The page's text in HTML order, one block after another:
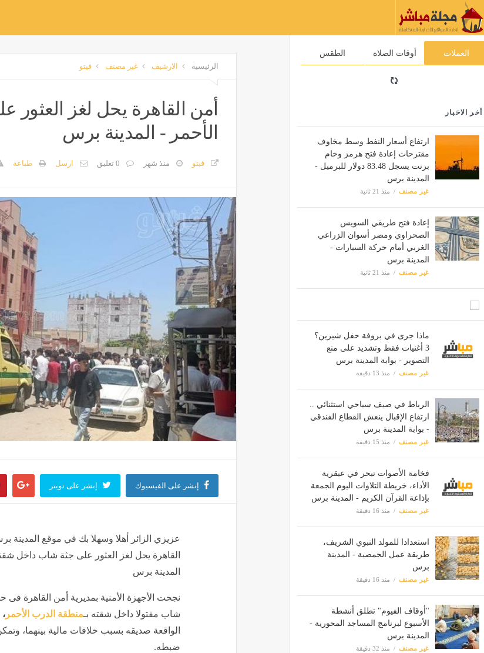
العملات أوقات الصلاة الطقس
أخر الاخبار
ارتفاع أسعار النفط وسط مخاوف
مقترحات إعادة فتح هرمز وخام
برنت يسجل 83.48 دولار للبرميل -
المدينة برس
غير مصنف منذ 21 ثانية
إعادة فتح طريقي السويس
الصحراوي ومصر أسوان الزراعي
الغربي أمام حركة السيارات -
المدينة برس
غير مصنف منذ 21 ثانية
ماذا جرى في بروفة حفل شيرين؟
3 أغنيات فقط وتشديد على منع
التصوير - بوابة المدينة برس
غير مصنف منذ 13 دقيقة
الرباط في صيف سياحي استثنائي ..
ارتفاع الإقبال ينعش القطاع الفندقي
- بوابة المدينة برس
غير مصنف منذ 15 دقيقة
فخامة الأصوات تبحر في عبقرية
الأداء، خريطة التلاوات اليوم الجمعة
بإذاعة القرآن الكريم - المدينة برس
غير مصنف منذ 16 دقيقة
استعدادا للمولد النبوي الشريف،
طريقة عمل الحمصية - المدينة
برس
غير مصنف منذ 16 دقيقة
"أوقاف الفيوم" تطلق أنشطة
الأسبوع لبرنامج المساجد المحورية -
المدينة برس
غير مصنف منذ 32 دقيقة
الرئيسية الارشيف غير مصنف فيتو
أمن القاهرة يحل لغز
الأحمر - المدينة برس
فيتو منذ شهر 0 تعليق ارسل طباعة
إنشر على الفيسبوك إنشر على تويتر
عزيزي الزائر أهلا وسهلا بك في موقع المدينة
القاهرة يحل لغز العثور على جثة شاب داخل
المدينة برس
نجحت الأجهزة الأمنية بمديرية أمن القاهرة فى
شاب مقتولا داخل شقته بـمنطقة الدرب الأحمر،
الواقعة صديقه بسبب خلافات مالية بينهما،
ضبطه.